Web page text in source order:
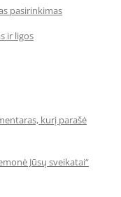
pasirinkimas
ir ligos
kurį parašė
Jūsų sveikatai“